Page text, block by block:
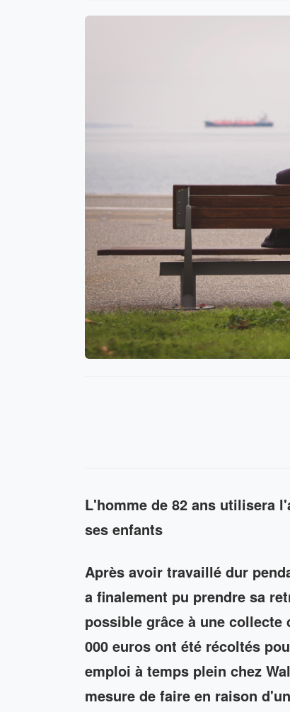
L'homme de 82 ans utilisera
ses enfants
Après avoir travaillé dur
a finalement pu prendre sa
possible grâce à une collecte
000 euros ont été récoltés
emploi à temps plein chez
mesure de faire en raison